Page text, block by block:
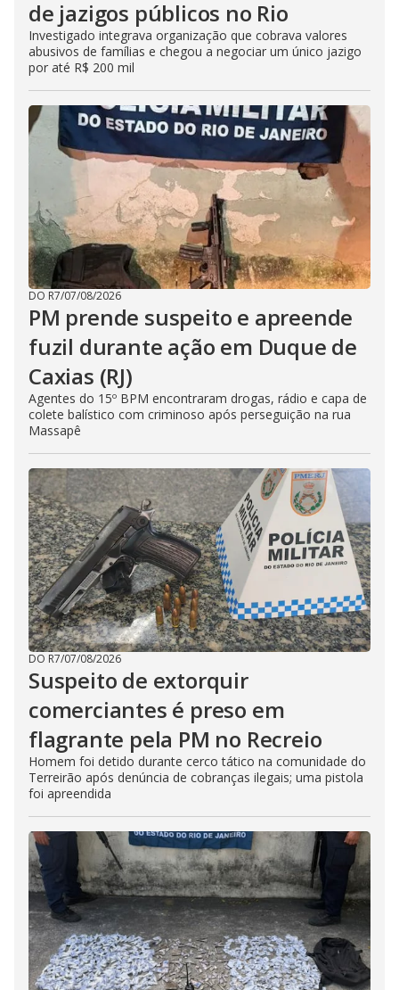
de jazigos públicos no Rio
Investigado integrava organização que cobrava valores
abusivos de famílias e chegou a negociar um único jazigo
por até R$ 200 mil
DO R7/07/08/2026
PM prende suspeito e apreende
fuzil durante ação em Duque de
Caxias (RJ)
Agentes do 15º BPM encontraram drogas, rádio e capa de
colete balístico com criminoso após perseguição na rua
Massapê
DO R7/07/08/2026
Suspeito de extorquir
comerciantes é preso em
flagrante pela PM no Recreio
Homem foi detido durante cerco tático na comunidade do
Terreirão após denúncia de cobranças ilegais; uma pistola
foi apreendida